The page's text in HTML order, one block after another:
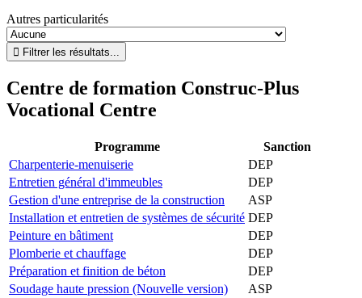
Autres particularités
Centre de formation Construc-Plus
Vocational Centre
Programme
Sanction
Charpenterie-menuiserie
DEP
Entretien général d'immeubles
DEP
Gestion d'une entreprise de la construction
ASP
Installation et entretien de systèmes de sécurité DEP
Peinture en bâtiment
DEP
Plomberie et chauffage
DEP
Préparation et finition de béton
DEP
Soudage haute pression (Nouvelle version)
ASP